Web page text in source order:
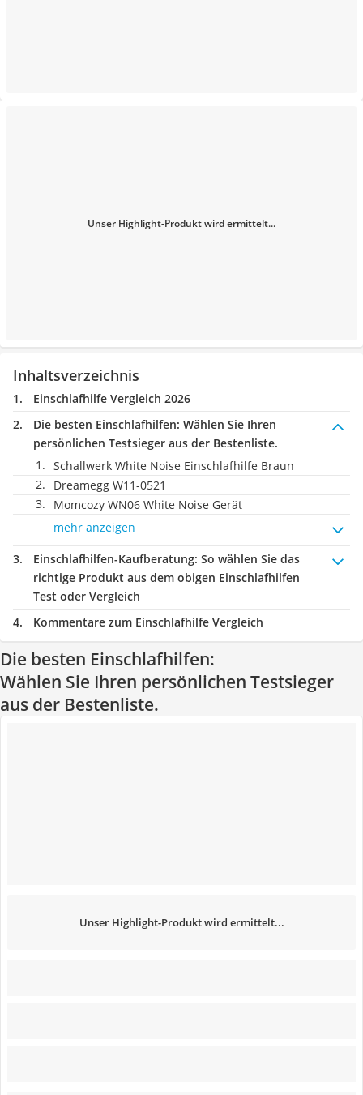
Unser Highlight-Produkt wird ermittelt...
Inhaltsverzeichnis
Einschlafhilfe Vergleich 2026
Die besten Einschlafhilfen: Wählen Sie Ihren
persönlichen Testsieger aus der Bestenliste.
Schallwerk White Noise Einschlafhilfe Braun
Dreamegg W11-0521
Momcozy WN06 White Noise Gerät
mehr anzeigen
Einschlafhilfen-Kaufberatung: So wählen Sie das
richtige Produkt aus dem obigen Einschlafhilfen
Test oder Vergleich
Kommentare zum Einschlafhilfe Vergleich
Die besten Einschlafhilfen:
Wählen Sie Ihren persönlichen Testsieger
aus der Bestenliste.
Unser Highlight-Produkt wird ermittelt...